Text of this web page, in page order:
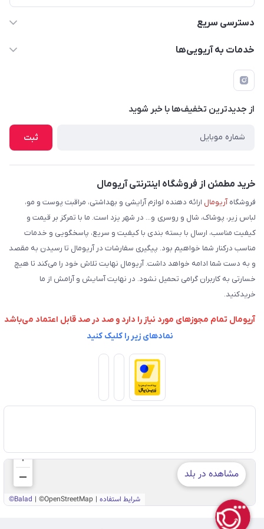
دسترسی سریع
حساب کاربری
فرم مرجوعی کالا
لیست محصولات
فروش عمده
وبلاگ
خدمات به آریویی‌ها
قوانین و مقررات
پرسش های متداول
شرایط و نحوه بازگرداندن کالا
نحوه ثبت و ارسال سفارش
راهنما
از جدید‌ترین تخفیف‌ها با‌ خبر شوید
ثبت
خرید مطمئن از فروشگاه اینترنتی آریومال
فروشگاهآریومال ارائه دهنده لوازم آرایشی و بهداشتی، مراقبت پوست و مو،
لباس زیر، پوشاک، شال و روسری و... در شهر یزد است. ما با تمرکز بر قیمت و
کیفیت مناسب، ارسال با بسته بندی با کیفیت و سریع، پاسخگویی و خدمات
مناسب درکنار شما خواهیم بود. پیگیری سفارشات در آریومال تا رسیدن به مقصد
و به دست شما ادامه خواهد داشت. آریومال نهایت تلاش خود را می‌کند تا هیچ
خسارتی به کاربران گرامی تحمیل نشود. در نهایت آسایش و آرامش از ما
خریدکنید.
آریومال تمام مجوزهای مورد نیاز را دارد و صد در صد قابل اعتماد می‌باشد
نمادهای زیر را کلیک کنید